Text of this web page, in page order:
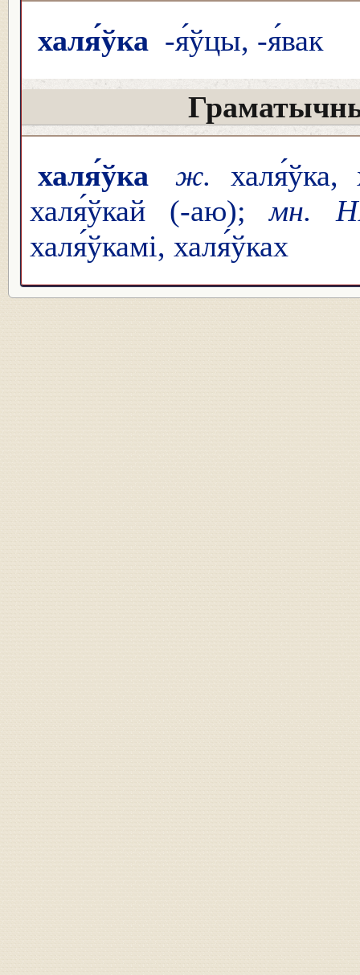
халя́ўка -я́ўцы, -я́вак
халя́ўка ж.
халя́ўка,
халя́ўкай (-аю);мн.
халя́ўкамі, халя́ўках